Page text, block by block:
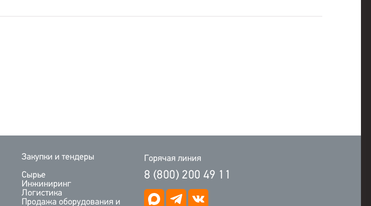
Закупки и тендеры
Сырье
Инжиниринг
Логистика
Продажа оборудования и
Горячая линия
8 (800) 200 49 11